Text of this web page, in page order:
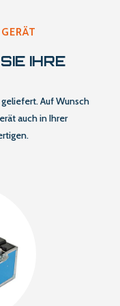
IHRE
Auf Wunsch
auch in Ihrer